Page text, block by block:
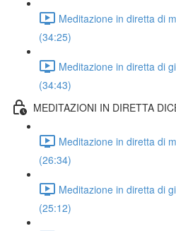
Meditazione in diretta di
(34:25)
Meditazione in diretta di
(34:43)
MEDITAZIONI IN DIRETTA
Meditazione in diretta di
(26:34)
Meditazione in diretta di
(25:12)